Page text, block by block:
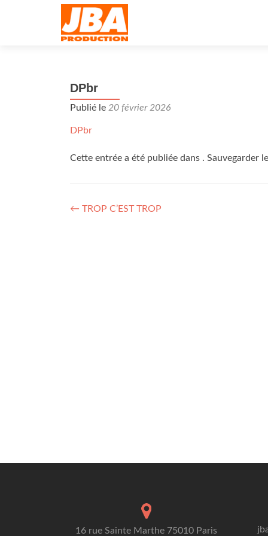
DPbr
Publié le 20 février 2026
DPbr
Cette entrée a été publiée dans . Sauvegarder
Navigation
← TROP C’EST TROP
16 rue Sainte Marthe 75010 Paris